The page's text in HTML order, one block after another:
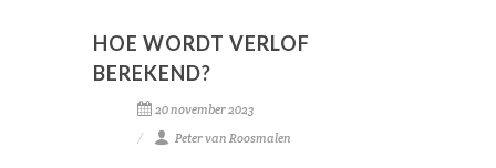
HOE WORDT VERLOF
BEREKEND?
20 november 2023
Peter van Roosmalen